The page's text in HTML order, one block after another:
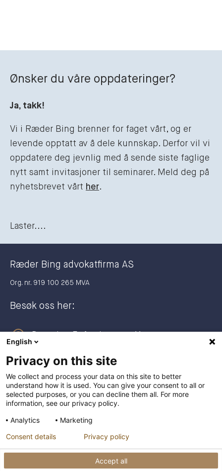
Ønsker du våre oppdateringer?
Ja, takk!
Vi i Ræder Bing brenner for faget vårt, og er
levende opptatt av å dele kunnskap. Derfor vil vi
oppdatere deg jevnlig med å sende siste faglige
nytt samt invitasjoner til seminarer. Meld deg på
nyhetsbrevet vårt her.
Laster....
Ræder Bing advokatfirma AS
Org. nr. 919 100 265 MVA
Besøk oss her:
Postadresse:
Postboks 2944 Solli
0230 Oslo
+47 23 27 27 00
post@raederbing.no
English
Privacy on this site
We collect and process your data on this site to better
understand how it is used. You can give your consent to all or
selected purposes, or you can decline them all. For more
information, see our privacy policy.
Analytics
Marketing
Accept all
Consent details Privacy policy